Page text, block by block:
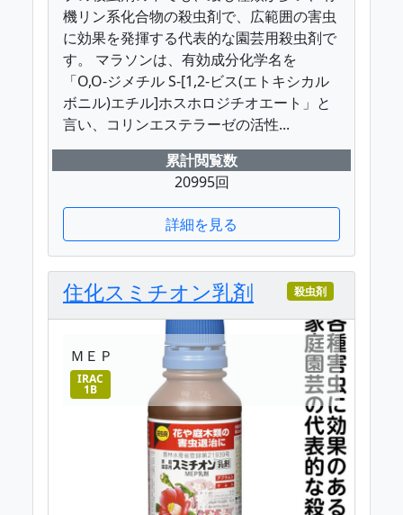
機リン系化合物の殺虫剤で、広範囲の害虫
に効果を発揮する代表的な園芸用殺虫剤で
す。 マラソンは、有効成分化学名を
「O,O-ジメチル S-[1,2-ビス(エトキシカル
ボニル)エチル]ホスホロジチオエート」と
言い、コリンエステラーゼの活性...
累計閲覧数
20995回
詳細を見る
住化スミチオン乳剤 殺虫剤
ＭＥＰ
IRAC
1B